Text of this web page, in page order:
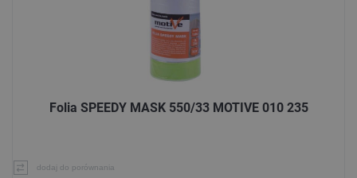
Folia SPEEDY MASK 550/33 MOTIVE 010 235
dodaj do porównania